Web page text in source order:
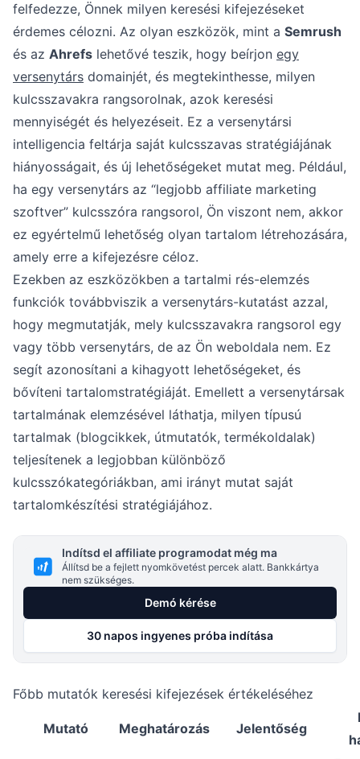
felfedezze, Önnek milyen keresési kifejezéseket
érdemes célozni. Az olyan eszközök, mint a Semrush
és az Ahrefs lehetővé teszik, hogy beírjon egy
versenytárs domainjét, és megtekinthesse, milyen
kulcsszavakra rangsorolnak, azok keresési
mennyiségét és helyezéseit. Ez a versenytársi
intelligencia feltárja saját kulcsszavas stratégiájának
hiányosságait, és új lehetőségeket mutat meg. Például,
ha egy versenytárs az “legjobb affiliate marketing
szoftver” kulcsszóra rangsorol, Ön viszont nem, akkor
ez egyértelmű lehetőség olyan tartalom létrehozására,
amely erre a kifejezésre céloz.
Ezekben az eszközökben a tartalmi rés-elemzés
funkciók továbbviszik a versenytárs-kutatást azzal,
hogy megmutatják, mely kulcsszavakra rangsorol egy
vagy több versenytárs, de az Ön weboldala nem. Ez
segít azonosítani a kihagyott lehetőségeket, és
bővíteni tartalomstratégiáját. Emellett a versenytársak
tartalmának elemzésével láthatja, milyen típusú
tartalmak (blogcikkek, útmutatók, termékoldalak)
teljesítenek a legjobban különböző
kulcsszókategóriákban, ami irányt mutat saját
tartalomkészítési stratégiájához.
Indítsd el affiliate programodat még ma
Állítsd be a fejlett nyomkövetést percek alatt. Bankkártya
nem szükséges.
Demó kérése
30 napos ingyenes próba indítása
Főbb mutatók keresési kifejezések értékeléséhez
Mutató Meghatározás Jelentőség